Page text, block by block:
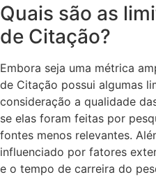
Quais são as
de Citação?
Embora seja uma métrica
de Citação possui algumas
consideração a qualidade
se elas foram feitas por
fontes menos relevantes.
influenciado por fatores
e o tempo de carreira do